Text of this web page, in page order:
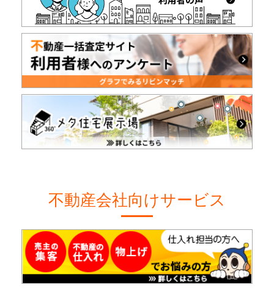
不動産会社向けサービス